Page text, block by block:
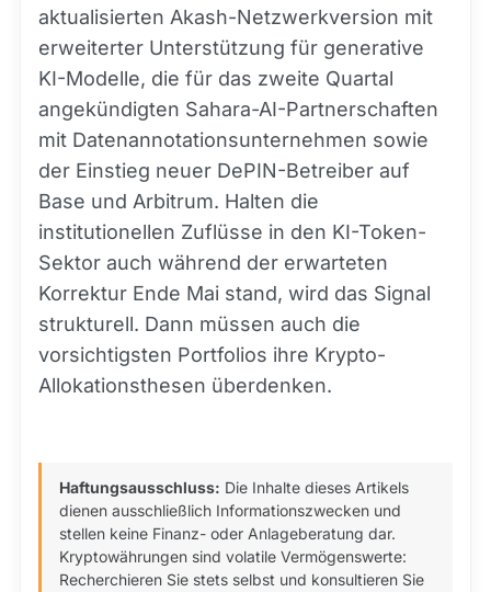
aktualisierten Akash-Netzwerkversion mit
erweiterter Unterstützung für generative
KI-Modelle, die für das zweite Quartal
angekündigten Sahara-AI-Partnerschaften
mit Datenannotationsunternehmen sowie
der Einstieg neuer DePIN-Betreiber auf
Base und Arbitrum. Halten die
institutionellen Zuflüsse in den KI-Token-
Sektor auch während der erwarteten
Korrektur Ende Mai stand, wird das Signal
strukturell. Dann müssen auch die
vorsichtigsten Portfolios ihre Krypto-
Allokationsthesen überdenken.
Haftungsausschluss: Die Inhalte dieses Artikels
dienen ausschließlich Informationszwecken und
stellen keine Finanz- oder Anlageberatung dar.
Kryptowährungen sind volatile Vermögenswerte:
Recherchieren Sie stets selbst und konsultieren Sie